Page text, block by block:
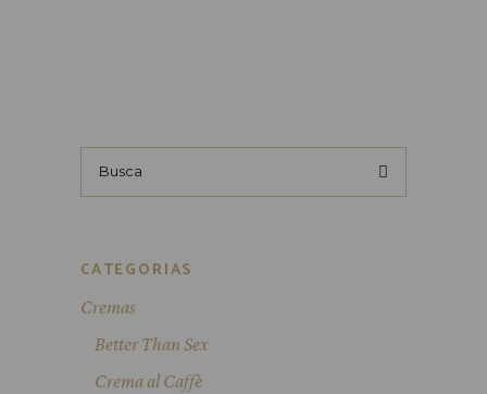
Busca
por:
CATEGORIAS
Cremas
Better Than Sex
Crema al Caffè